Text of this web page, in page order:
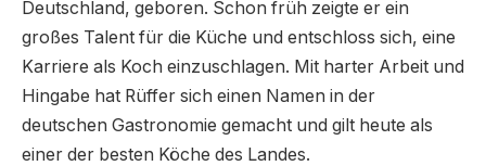
Deutschland, geboren. Schon früh zeigte er ein
großes Talent für die Küche und entschloss sich, eine
Karriere als Koch einzuschlagen. Mit harter Arbeit und
Hingabe hat Rüffer sich einen Namen in der
deutschen Gastronomie gemacht und gilt heute als
einer der besten Köche des Landes.